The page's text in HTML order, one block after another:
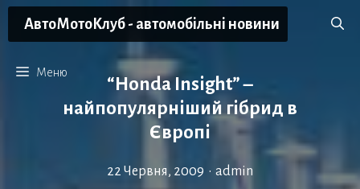
Перейти
АвтоМотоКлуб - автомобільні новини
Меню
“Honda Insight” –
найпопулярніший гібрид в
Європі
22 Червня, 2009 • admin